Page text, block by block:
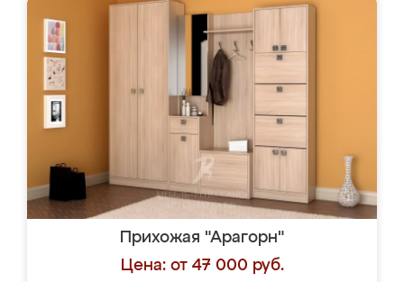
Прихожая "Арагорн"
Цена: от 47 000 руб.